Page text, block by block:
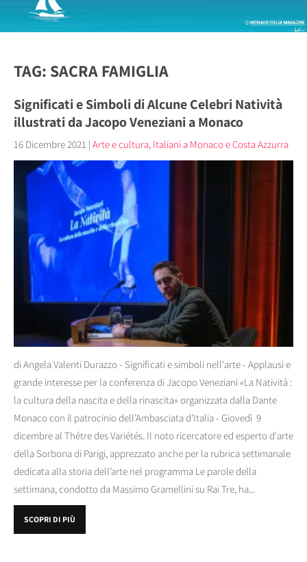
TAG: SACRA FAMIGLIA
Significati e Simboli di Alcune Celebri Natività
illustrati da Jacopo Veneziani a Monaco
16 Dicembre 2021 | Arte e cultura, Italiani a Monaco e Costa Azzurra
di Angela Valenti Durazzo - Significati e simboli nell'arte - Applausi e
grande interesse per la conferenza di Jacopo Veneziani «La Natività :
la cultura della nascita e della rinascita» organizzata dalla Dante
Monaco con il patrocinio dell’Ambasciata d’Italia - Giovedì 9
dicembre al Thétre des Variétés. Il noto ricercatore ed esperto d'arte
della Sorbona di Parigi, apprezzato anche per la rubrica settimanale
dedicata alla storia dell’arte nel programma Le parole della
settimana, condotto da Massimo Gramellini su Rai Tre, ha...
SCOPRI DI PIÙ